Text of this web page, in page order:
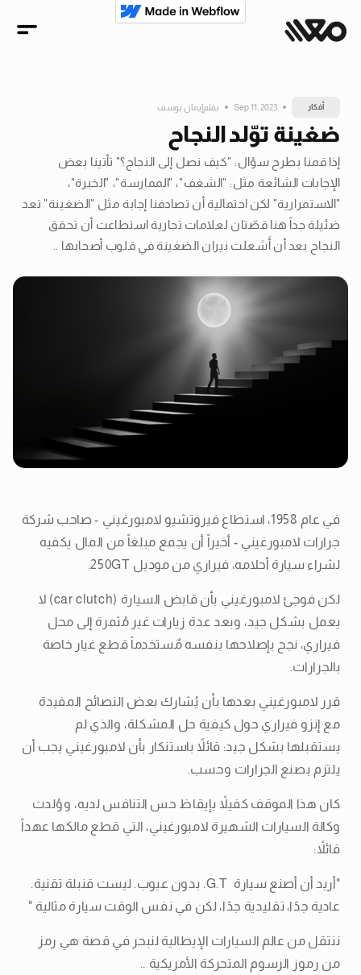
أفكار Sep 11, 2023 بقلمإيمان يوسف
ضغينة توّلد النجاح
إذا قمنا بطرح سؤال: "كيف نصل إلى النجاح؟" تأتينا بعض
الإجابات الشائعة مثل: "الشغف"، "الممارسة"، "الخبرة"،
"الاستمرارية" لكن احتمالية أن تصادفنا إجابة مثل "الضغينة" تعد
ضئيلة جداً هنا قصّتان لعلامات تجارية استطاعت أن تحقق
النجاح بعد أن أَشعلت نيران الضغينة في قلوب أصحابها ..
في عام 1958، استطاع فيروتشيو لامبورغيني - صاحب شركة
جرارات لامبورغيني - أخيراً أن يجمع مبلغاً من المال يكفيه
لشراء سيارة أحلامه، فيراري من موديل 250GT.
لكن فوجئ لامبورغيني بأن قابض السيارة (car clutch) لا
يعمل بشكل جيد، وبعد عدة زيارات غير مُثمرة إلى محل
فيراري، نجح بإصلاحها بنفسه مٌستخدماً قطع غيار خاصة
بالجرارات.
قرر لامبورغيني بعدها بأن يُشارك بعض النصائح المفيدة
مع إنزو فيراري حول كيفية حل المشكلة، والذي لم
يستقبلها بشكل جيد: قائلاً باستنكار بأن لامبورغيني يجب أن
يلتزم بصنع الجرارات وحسب.
كان هذا الموقف كفيلاً بإيقاظ حس التنافس لديه، ووُلدت
وكالة السيارات الشهيرة لامبورغيني، التي قطع مالكها عهداً
قائلاً:
"أريد أن أصنع سيارة G.T. بدون عيوب. ليست قنبلة تقنية.
عادية جدًا، تقليدية جدًا، لكن في نفس الوقت سيارة مثالية "
ننتقل من عالم السيارات الإيطالية لنبحر في قصة هي رمز
من رموز الرسوم المتحركة الأمريكية ..